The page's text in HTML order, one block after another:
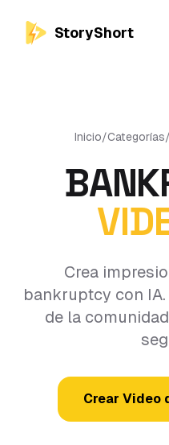
StoryShort
Inicio/Categorías/
Crea
bankruptcy con
de la
Crear Video